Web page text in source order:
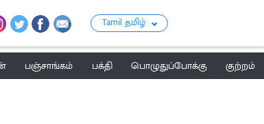
Tamil தமிழ்
பஞ்சாங்கம் பக்தி பொழுதுப்போக்கு
குற்றம்